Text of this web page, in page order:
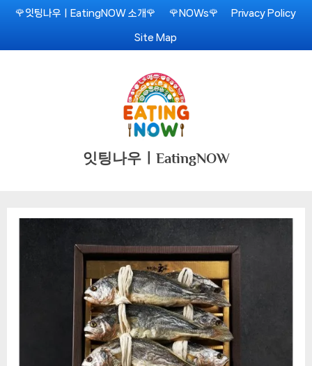
Skip
content
🌹잇팅나우ㅣEatingNOW 소개🌹 🌹NOWs🌹 Privacy Policy
Site Map
잇팅나우ㅣEatingNOW